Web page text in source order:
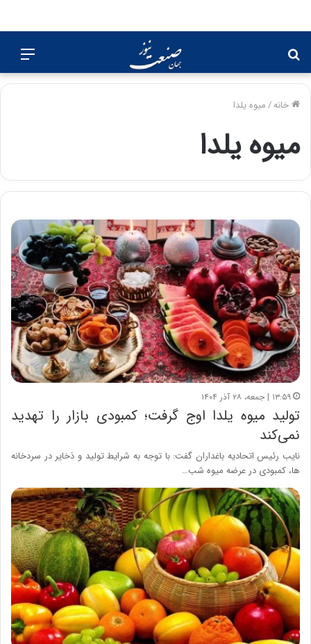
برای
خانه/میوه یلدا
میوه یلدا
۱۳:۵۹ | جمعه، ۲۸ آذر ۱۴۰۴
تولید میوه یلدا اوج گرفت؛ کمبودی بازار را تهدید
نمی‌کند
نایب رئیس اتحادیه باغداران گفت: با توجه به شرایط تولید و ذخایر در سردخانه
ها، کمبودی در عرضه میوه شب…